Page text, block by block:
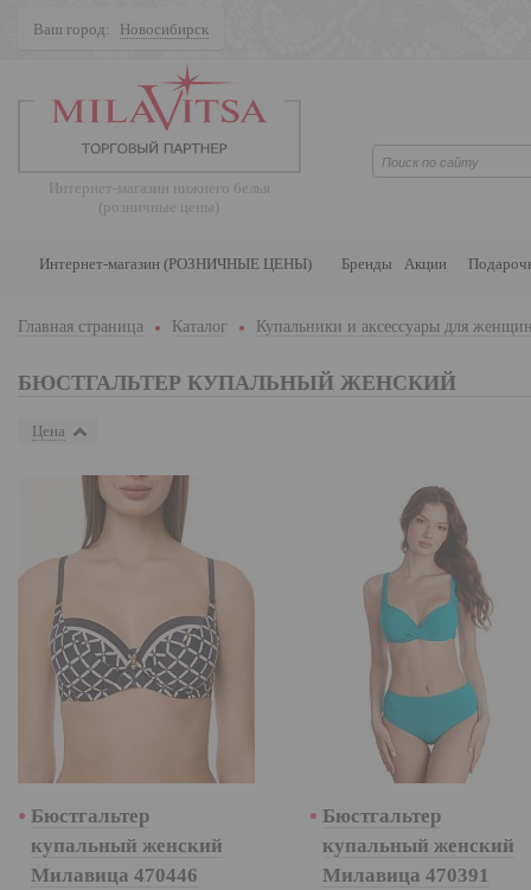
Ваш город: Новосибирск
Интернет-магазин нижнего белья
(розничные цены)
Интернет-магазин (РОЗНИЧНЫЕ ЦЕНЫ) Бренды Акции
Главная страница Каталог Купальники и аксессуары для
БЮСТГАЛЬТЕР КУПАЛЬНЫЙ ЖЕНСКИЙ
Цена
Бюстгальтер
купальный женский
Милавица 470446
Бюстгальтер
купальный женский
Милавица 470391